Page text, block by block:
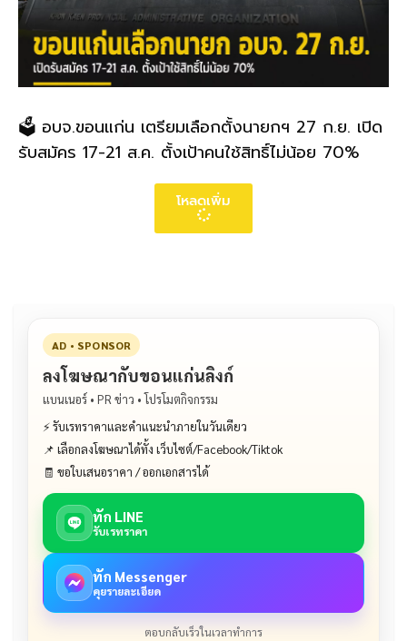
🗳️ อบจ.ขอนแก่น เตรียมเลือกตั้งนายกฯ 27 ก.ย. เปิด
รับสมัคร 17-21 ส.ค. ตั้งเป้าคนใช้สิทธิ์ไม่น้อย 70%
โหลดเพิ่ม
AD • SPONSOR
ลงโฆษณากับขอนแก่นลิงก์
แบนเนอร์ • PR ข่าว • โปรโมตกิจกรรม
⚡ รับเรทราคาและคำแนะนำภายในวันเดียว
📌 เลือกลงโฆษณาได้ทั้ง เว็บไซต์/Facebook/Tiktok
🧾 ขอใบเสนอราคา / ออกเอกสารได้
ทัก LINE
รับเรทราคา
ทัก Messenger
คุยรายละเอียด
ตอบกลับเร็วในเวลาทำการ